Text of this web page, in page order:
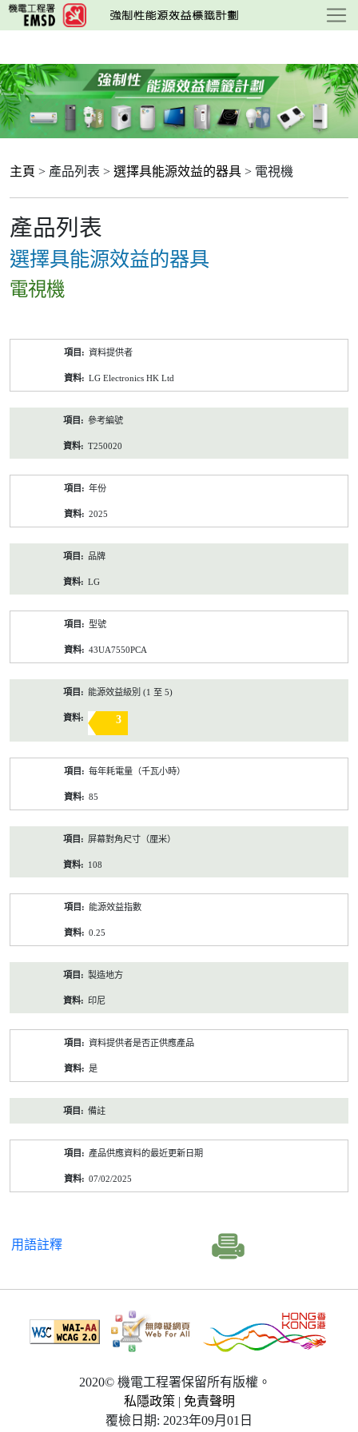
跳
至
要
內
容
主頁 > 產品列表 > 選擇具能源效益的器具 > 電視機
產品列表
選擇具能源效益的器具
電視機
資料提供者
LG Electronics HK Ltd
參考編號
T250020
年份
2025
品牌
LG
型號
43UA7550PCA
能源效益級別 (1 至 5)
3
每年耗電量（千瓦小時）
85
屏幕對角尺寸（厘米）
108
能源效益指數
0.25
製造地方
印尼
資料提供者是否正供應產品
是
備註
產品供應資料的最近更新日期
07/02/2025
用語註釋
2020© 機電工程署保留所有版權。
私隱政策 | 免責聲明
覆檢日期: 2023年09月01日